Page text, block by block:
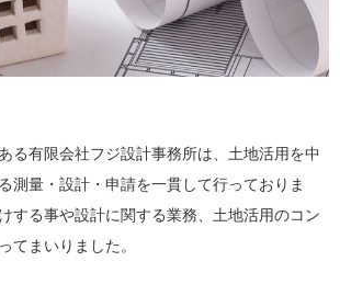
る有限会社フジ設計事務所は、土地活用を中
測量・設計・申請を一貫して行っておりま
する事や設計に関する業務、土地活用のコン
てまいりました。